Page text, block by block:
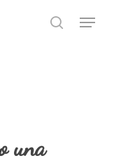
search
Menu
una